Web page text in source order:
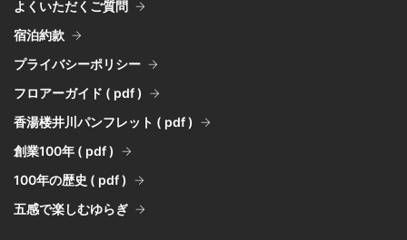
よくいただくご質問
宿泊約款
プライバシーポリシー
フロアーガイド ( pdf )
香湯楼井川パンフレット ( pdf )
創業100年 ( pdf )
100年の歴史 ( pdf )
五感で楽しむゆらぎ